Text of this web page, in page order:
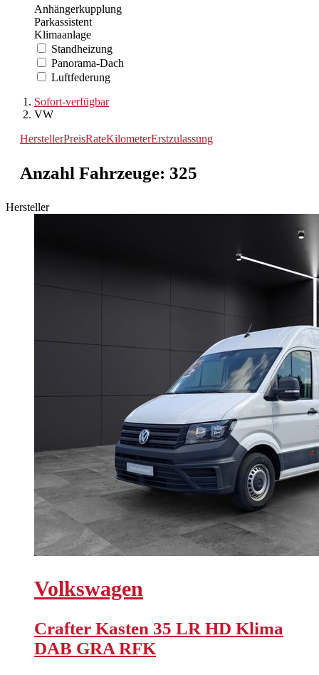
Anhängerkupplung
Parkassistent
Klimaanlage
Standheizung
Panorama-Dach
Luftfederung
Sofort-verfügbar
VW
HerstellerPreisRateKilometerErstzulassung
Anzahl Fahrzeuge: 325
Hersteller
Volkswagen
Crafter Kasten 35 LR HD Klima
DAB GRA RFK